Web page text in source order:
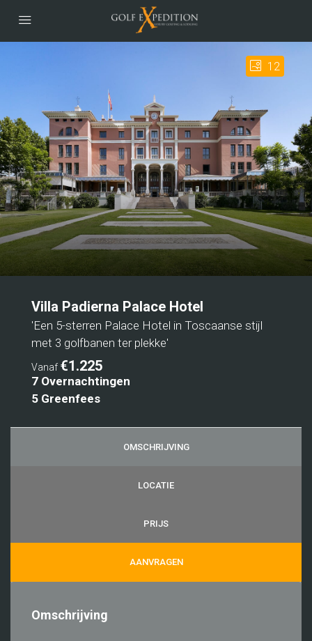
12
Villa Padierna Palace Hotel
'Een 5-sterren Palace Hotel in Toscaanse stijl
met 3 golfbanen ter plekke'
Vanaf €1.225
7 Overnachtingen
5 Greenfees
OMSCHRIJVING
LOCATIE
PRIJS
AANVRAGEN
Omschrijving